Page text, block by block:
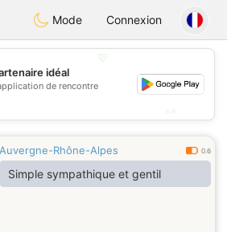
SvenskaDating
Mode Connexion
💕
idéal
de rencontre
Auvergne-Rhône-Alpes 0.6
Simple sympathique et gentil